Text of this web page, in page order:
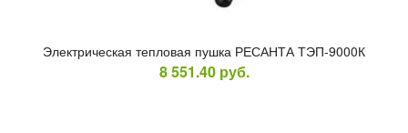
Элек­три­чес­кая теп­ло­вая пуш­ка РЕ­САН­ТА ТЭП-9000К
8 551.40 руб.